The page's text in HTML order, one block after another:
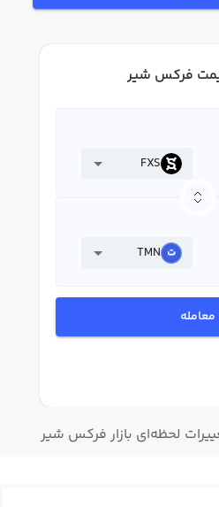
فرکس شیر
FXS
TMN
معامله
لحظه‌ای بازار فرکس شیر